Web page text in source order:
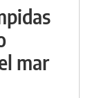
mar